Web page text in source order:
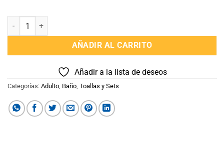
Toalla de Baño Avengers cantidad
AÑADIR AL CARRITO
Añadir a la lista de deseos
Categorías: Adulto, Baño, Toallas y Sets